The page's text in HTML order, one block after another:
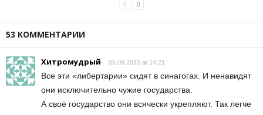
53 КОММЕНТАРИИ
Хитромудрый 06.09.2015 at 14:21
Все эти «либертарии» сидят в синагогах. И ненавидят
они исключительно чужие государства.
А своё государство они всячески укрепляют. Так легче